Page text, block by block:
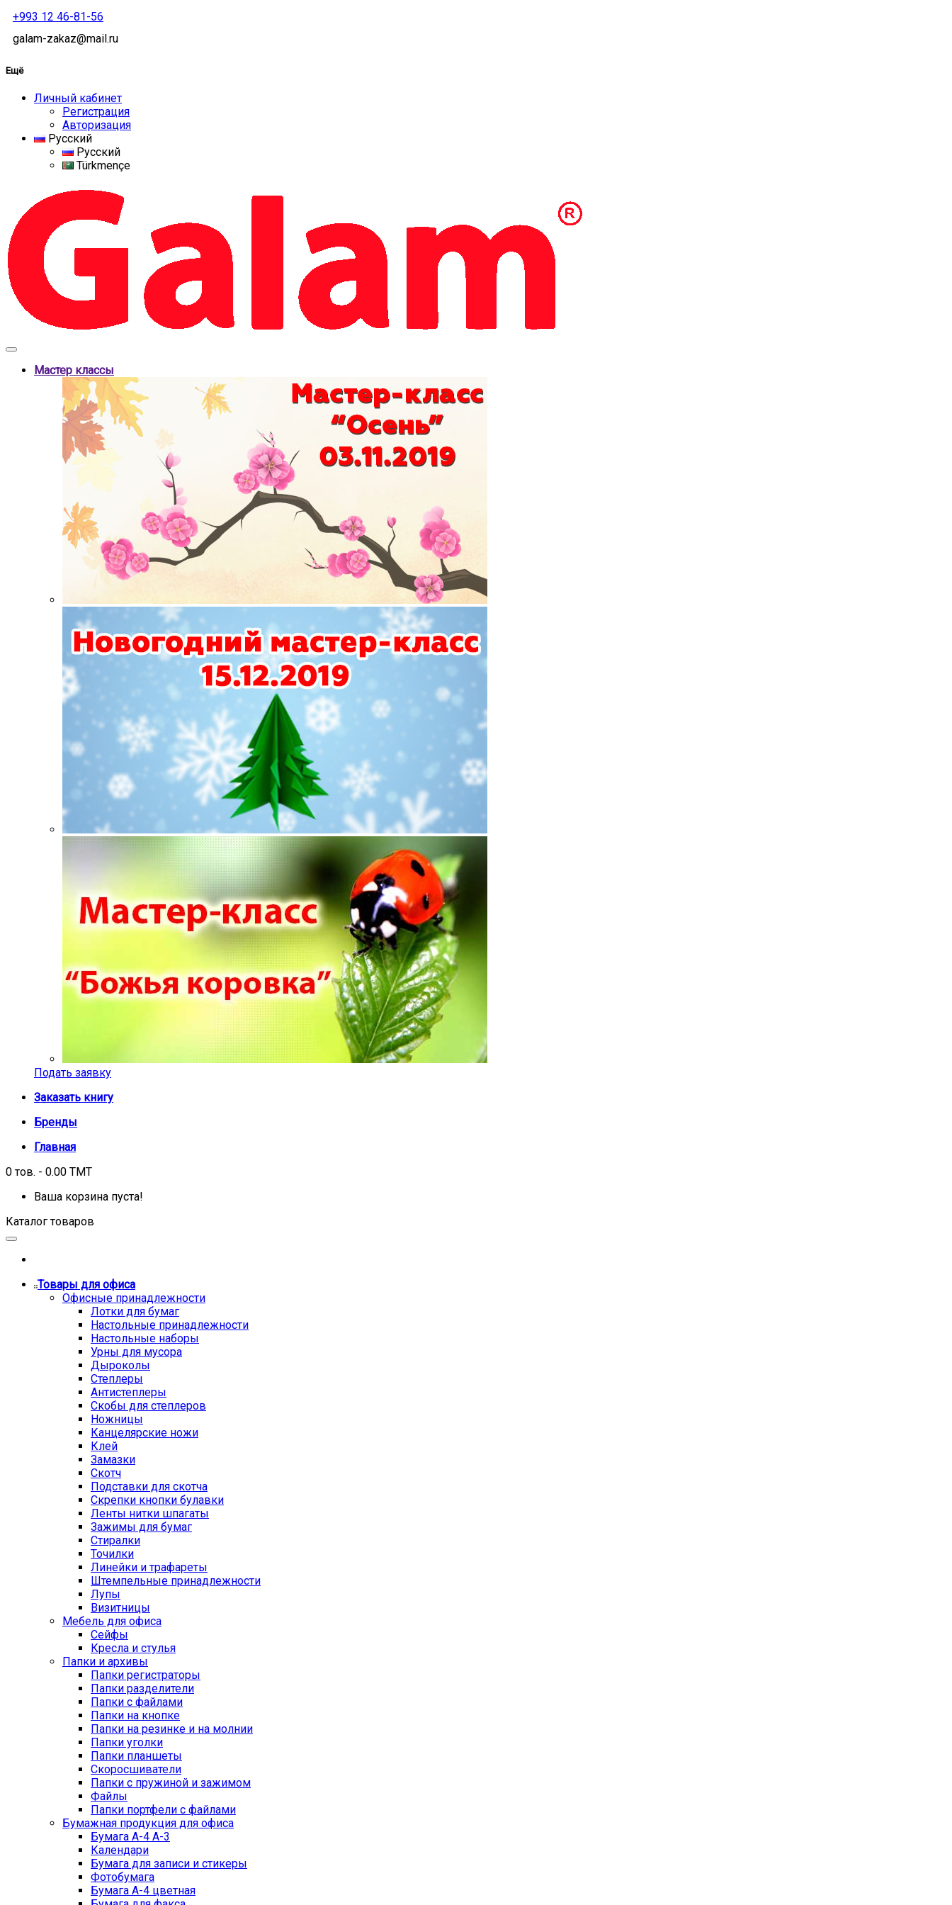
+993 12 46-81-56
galam-zakaz@mail.ru
Ещё
Личный кабинет
Регистрация
Авторизация
Русский
Русский
Türkmençe
Мастер классы
Подать заявку
Заказать книгу
Бренды
Главная
0 тов. - 0.00 TMT
Ваша корзина пуста!
Каталог товаров
Товары для офиса
Офисные принадлежности
Лотки для бумаг
Настольные принадлежности
Настольные наборы
Урны для мусора
Дыроколы
Степлеры
Антистеплеры
Скобы для степлеров
Ножницы
Канцелярские ножи
Клей
Замазки
Скотч
Подставки для скотча
Скрепки кнопки булавки
Ленты нитки шпагаты
Зажимы для бумаг
Стиралки
Точилки
Линейки и трафареты
Штемпельные принадлежности
Лупы
Визитницы
Мебель для офиса
Сейфы
Кресла и стулья
Папки и архивы
Папки регистраторы
Папки разделители
Папки с файлами
Папки на кнопке
Папки на резинке и на молнии
Папки уголки
Папки планшеты
Скоросшиватели
Папки с пружиной и зажимом
Файлы
Папки портфели с файлами
Бумажная продукция для офиса
Бумага А-4 А-3
Календари
Бумага для записи и стикеры
Фотобумага
Бумага А-4 цветная